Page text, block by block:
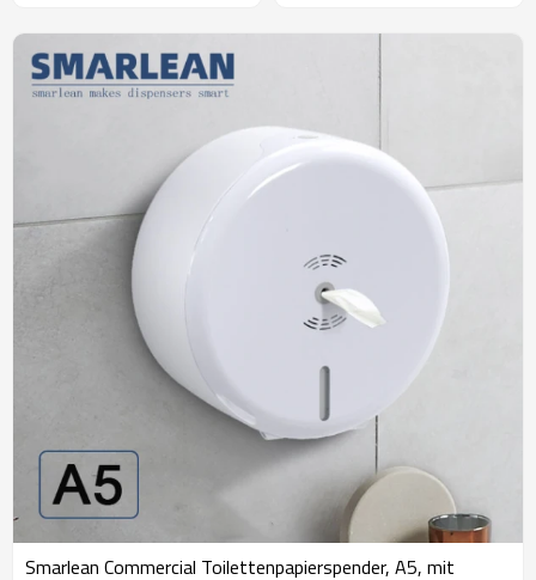
Smarlean Commercial Toilettenpapierspender, A5, mit